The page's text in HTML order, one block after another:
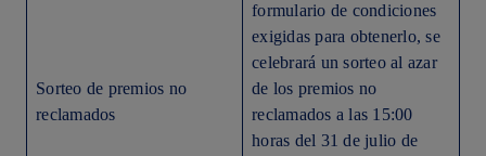
Sorteo de premios no
reclamados
formulario de condiciones
exigidas para obtenerlo, se
celebrará un sorteo al azar
de los premios no
reclamados a las 15:00
horas del 31 de julio de